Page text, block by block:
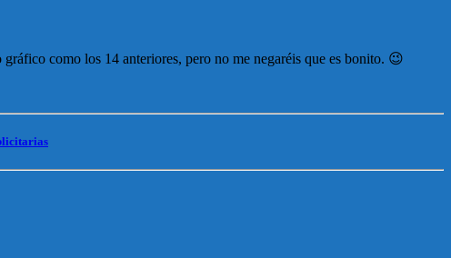
como los 14 anteriores, pero no me negaréis que es bonito. 😉